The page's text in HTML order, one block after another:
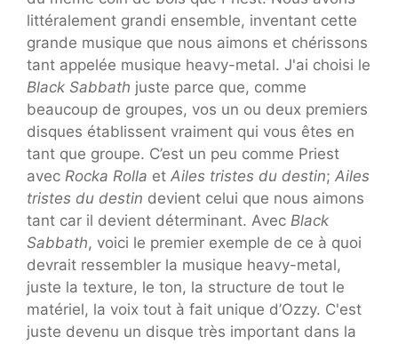
littéralement grandi ensemble, inventant cette
grande musique que nous aimons et chérissons
tant appelée musique heavy-metal. J'ai choisi le
Black Sabbath juste parce que, comme
beaucoup de groupes, vos un ou deux premiers
disques établissent vraiment qui vous êtes en
tant que groupe. C’est un peu comme Priest
avec Rocka Rolla et Ailes tristes du destin; Ailes
tristes du destin devient celui que nous aimons
tant car il devient déterminant. Avec Black
Sabbath, voici le premier exemple de ce à quoi
devrait ressembler la musique heavy-metal,
juste la texture, le ton, la structure de tout le
matériel, la voix tout à fait unique d’Ozzy. C'est
juste devenu un disque très important dans la